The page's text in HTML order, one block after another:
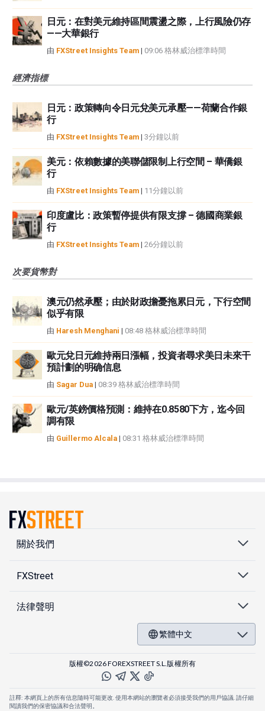
日元：在對美元維持區間震盪之際，上行風險仍存
——大華銀行
由 FXStreet Insights Team | 09:06 格林威治標準時間
經濟指標
日元：政策轉向令日元兌美元承壓——荷蘭合作銀
行
由 FXStreet Insights Team | 3分鐘以前
美元：依賴數據的美聯儲限制上行空間 – 華僑銀
行
由 FXStreet Insights Team | 11分鐘以前
印度盧比：政策暫停提供有限支撐 – 德國商業銀
行
由 FXStreet Insights Team | 26分鐘以前
次要貨幣對
澳元仍然承壓；由於財政擔憂拖累日元，下行空間
似乎有限
由 Haresh Menghani | 08:48 格林威治標準時間
歐元兌日元維持兩日漲幅，投資者尋求美日未來干
預計劃的明确信息
由 Sagar Dua | 08:39 格林威治標準時間
歐元/英鎊價格預測：維持在0.8580下方，迄今回
調有限
由 Guillermo Alcala | 08:31 格林威治標準時間
關於我們
FXStreet
法律聲明
繁體中文
版權©2026 FOREXSTREET S.L.版權所有
註釋: 本網頁上的所有信息隨時可能更改. 使用本網站的瀏覽者必須接受我們的用戶協議. 請仔細
閱讀我們的保密協議和合法聲明。